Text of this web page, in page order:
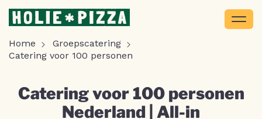
Home
Groepscatering
Catering voor 100 personen
Catering voor 100 personen
Nederland | All-in